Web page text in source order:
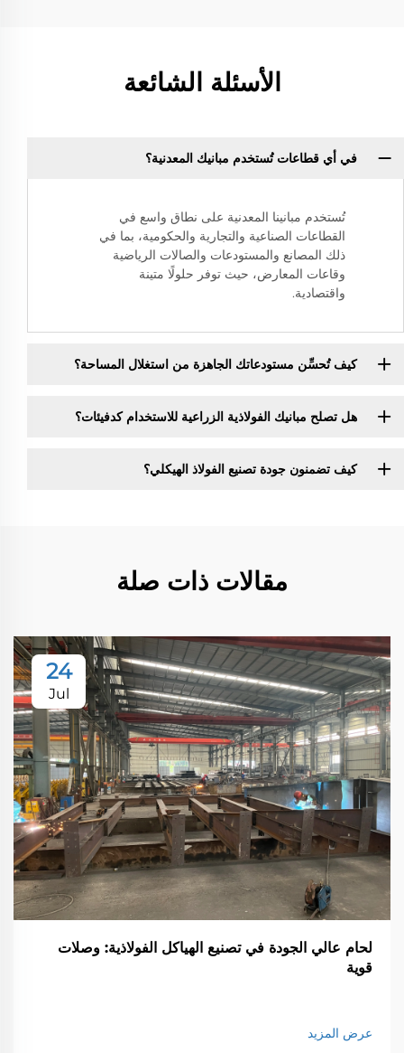
الأسئلة الشائعة
في أي قطاعات تُستخدم مبانيك المعدنية؟
تُستخدم مبانينا المعدنية على نطاق واسع في
القطاعات الصناعية والتجارية والحكومية، بما في
ذلك المصانع والمستودعات والصالات الرياضية
وقاعات المعارض، حيث توفر حلولًا متينة
واقتصادية.
كيف تُحسِّن مستودعاتك الجاهزة من استغلال المساحة؟
هل تصلح مبانيك الفولاذية الزراعية للاستخدام كدفيئات؟
كيف تضمنون جودة تصنيع الفولاذ الهيكلي؟
مقالات ذات صلة
24
Jul
لحام عالي الجودة في تصنيع الهياكل الفولاذية: وصلات
قوية
عرض المزيد